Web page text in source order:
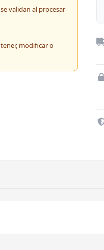
validan al procesar
modificar o